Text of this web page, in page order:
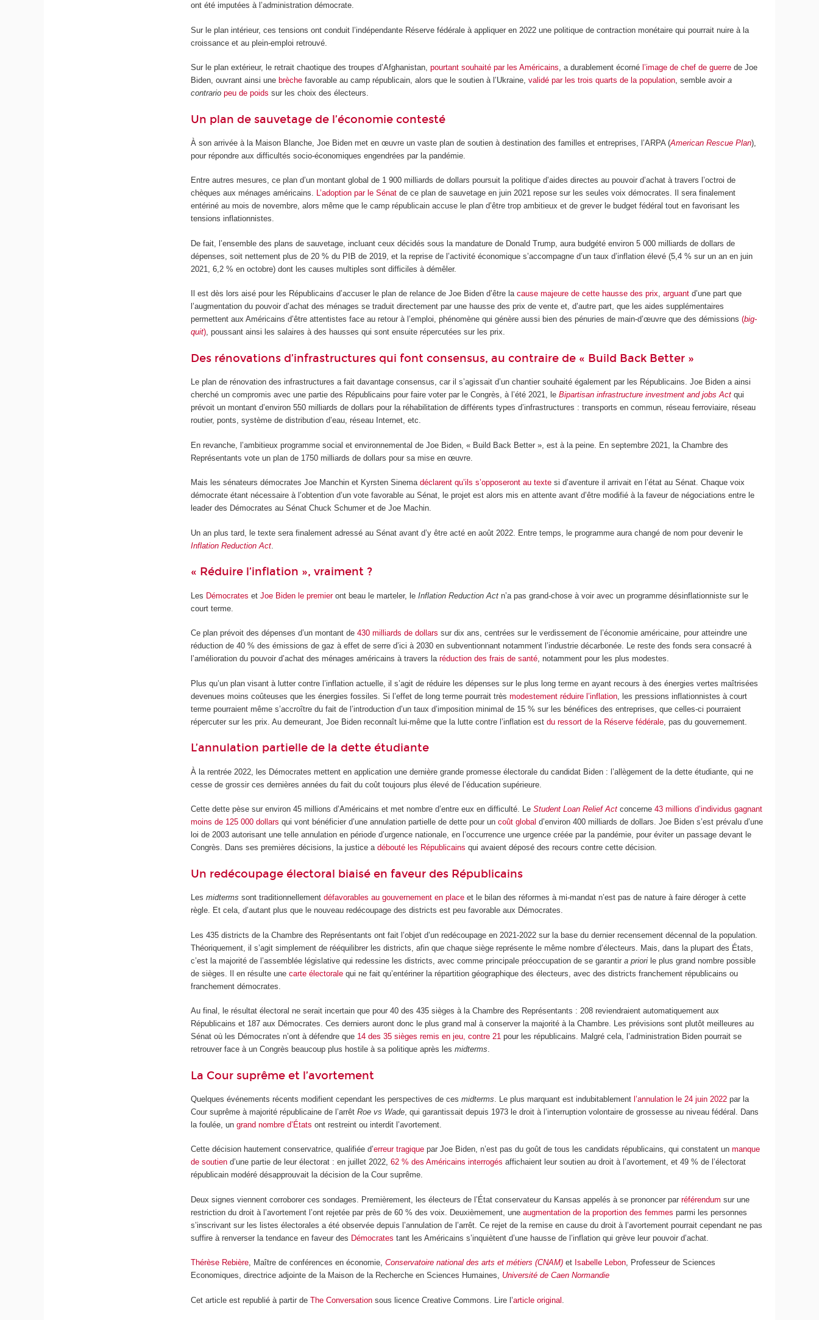
ont été imputées à l’administration démocrate.
Sur le plan intérieur, ces tensions ont conduit l’indépendante Réserve fédérale à appliquer en 2022 une politique de contraction monétaire qui pourrait nuire à la
croissance et au plein-emploi retrouvé.
Sur le plan extérieur, le retrait chaotique des troupes d’Afghanistan,pourtant souhaité par les Américains, a durablement écorné l’image de chef de guerre de Joe
Biden, ouvrant ainsi une brèche favorable au camp républicain, alors que le soutien à l’Ukraine,validé par les trois quarts de la population, semble avoira
contrario peu de poids sur les choix des électeurs.
Un plan de sauvetage de l’économie contesté
À son arrivée à la Maison Blanche, Joe Biden met en œuvre un vaste plan de soutien à destination des familles et entreprises, l’ARPA (American Rescue Plan),
pour répondre aux difficultés socio-économiques engendrées par la pandémie.
Entre autres mesures, ce plan d’un montant global de 1 900 milliards de dollars poursuit la politique d’aides directes au pouvoir d’achat à travers l’octroi de
chèques aux ménages américains. L’adoption par le Sénat de ce plan de sauvetage en juin 2021 repose sur les seules voix démocrates. Il sera finalement
entériné au mois de novembre, alors même que le camp républicain accuse le plan d’être trop ambitieux et de grever le budget fédéral tout en favorisant les
tensions inflationnistes.
De fait, l’ensemble des plans de sauvetage, incluant ceux décidés sous la mandature de Donald Trump, aura budgété environ 5 000 milliards de dollars de
dépenses, soit nettement plus de 20 % du PIB de 2019, et la reprise de l’activité économique s’accompagne d’un taux d’inflation élevé (5,4 % sur un an en juin
2021, 6,2 % en octobre) dont les causes multiples sont difficiles à démêler.
Il est dès lors aisé pour les Républicains d’accuser le plan de relance de Joe Biden d’être lacause majeure de cette hausse des prix,arguant d’une part que
l’augmentation du pouvoir d’achat des ménages se traduit directement par une hausse des prix de vente et, d’autre part, que les aides supplémentaires
permettent aux Américains d’être attentistes face au retour à l’emploi, phénomène qui génère aussi bien des pénuries de main-d’œuvre que des démissions(big-
quit), poussant ainsi les salaires à des hausses qui sont ensuite répercutées sur les prix.
Des rénovations d’infrastructures qui font consensus, au contraire de « Build Back Better »
Le plan de rénovation des infrastructures a fait davantage consensus, car il s’agissait d’un chantier souhaité également par les Républicains. Joe Biden a ainsi
cherché un compromis avec une partie des Républicains pour faire voter par le Congrès, à l’été 2021, leBipartisan infrastructure investment and jobs Act qui
prévoit un montant d’environ 550 milliards de dollars pour la réhabilitation de différents types d’infrastructures : transports en commun, réseau ferroviaire, réseau
routier, ponts, système de distribution d’eau, réseau Internet, etc.
En revanche, l’ambitieux programme social et environnemental de Joe Biden, « Build Back Better », est à la peine. En septembre 2021, la Chambre des
Représentants vote un plan de 1750 milliards de dollars pour sa mise en œuvre.
Mais les sénateurs démocrates Joe Manchin et Kyrsten Sinemadéclarent qu’ils s’opposeront au texte si d’aventure il arrivait en l’état au Sénat. Chaque voix
démocrate étant nécessaire à l’obtention d’un vote favorable au Sénat, le projet est alors mis en attente avant d’être modifié à la faveur de négociations entre le
leader des Démocrates au Sénat Chuck Schumer et de Joe Machin.
Un an plus tard, le texte sera finalement adressé au Sénat avant d’y être acté en août 2022. Entre temps, le programme aura changé de nom pour devenir le
Inflation Reduction Act
« Réduire l’inflation », vraiment ?
Les Démocrates etJoe Biden le premieront beau le marteler, leInflation Reduction Act n’a pas grand-chose à voir avec un programme désinflationniste sur le
court terme.
Ce plan prévoit des dépenses d’un montant de430 milliards de dollars sur dix ans, centrées sur le verdissement de l’économie américaine, pour atteindre une
réduction de 40 % des émissions de gaz à effet de serre d’ici à 2030 en subventionnant notamment l’industrie décarbonée. Le reste des fonds sera consacré à
l’amélioration du pouvoir d’achat des ménages américains à travers laréduction des frais de santé, notamment pour les plus modestes.
Plus qu’un plan visant à lutter contre l’inflation actuelle, il s’agit de réduire les dépenses sur le plus long terme en ayant recours à des énergies vertes maîtrisées
devenues moins coûteuses que les énergies fossiles. Si l’effet de long terme pourrait trèsmodestement réduire l’inflation , les pressions inflationnistes à court
terme pourraient même s’accroître du fait de l’introduction d’un taux d’imposition minimal de 15 % sur les bénéfices des entreprises, que celles-ci pourraient
répercuter sur les prix. Au demeurant, Joe Biden reconnaît lui-même que la lutte contre l’inflation estdu ressort de la Réserve fédérale , pas du gouvernement.
L’annulation partielle de la dette étudiante
À la rentrée 2022, les Démocrates mettent en application une dernière grande promesse électorale du candidat Biden : l’allègement de la dette étudiante, qui ne
cesse de grossir ces dernières années du fait du coût toujours plus élevé de l’éducation supérieure.
Cette dette pèse sur environ 45 millions d’Américains et met nombre d’entre eux en difficulté. LeStudent Loan Relief Act concerne43 millions d’individus gagnant
moins de 125 000 dollars qui vont bénéficier d’une annulation partielle de dette pour uncoût global d’environ 400 milliards de dollars. Joe Biden s’est prévalu d’une
loi de 2003 autorisant une telle annulation en période d’urgence nationale, en l’occurrence une urgence créée par la pandémie, pour éviter un passage devant le
Congrès. Dans ses premières décisions, la justice adébouté les Républicains qui avaient déposé des recours contre cette décision.
Un redécoupage électoral biaisé en faveur des Républicains
Lesmidterms sont traditionnellementdéfavorables au gouvernement en place et le bilan des réformes à mi-mandat n’est pas de nature à faire déroger à cette
règle. Et cela, d’autant plus que le nouveau redécoupage des districts est peu favorable aux Démocrates.
Les 435 districts de la Chambre des Représentants ont fait l’objet d’un redécoupage en 2021-2022 sur la base du dernier recensement décennal de la population.
Théoriquement, il s’agit simplement de rééquilibrer les districts, afin que chaque siège représente le même nombre d’électeurs. Mais, dans la plupart des États,
c’est la majorité de l’assemblée législative qui redessine les districts, avec comme principale préoccupation de se garantira priori le plus grand nombre possible
de sièges. Il en résulte unecarte électorale qui ne fait qu’entériner la répartition géographique des électeurs, avec des districts franchement républicains ou
franchement démocrates.
Au final, le résultat électoral ne serait incertain que pour 40 des 435 sièges à la Chambre des Représentants : 208 reviendraient automatiquement aux
Républicains et 187 aux Démocrates. Ces derniers auront donc le plus grand mal à conserver la majorité à la Chambre. Les prévisions sont plutôt meilleures au
Sénat où les Démocrates n’ont à défendre que 14 des 35 sièges remis en jeu, contre 21 pour les républicains. Malgré cela, l’administration Biden pourrait se
retrouver face à un Congrès beaucoup plus hostile à sa politique après lesmidterms.
La Cour suprême et l’avortement
Quelques événements récents modifient cependant les perspectives de cesmidterms . Le plus marquant est indubitablement l’annulation le 24 juin 2022 par la
Cour suprême à majorité républicaine de l’arrêtRoe vs Wade , qui garantissait depuis 1973 le droit à l’interruption volontaire de grossesse au niveau fédéral. Dans
la foulée, ungrand nombre d’États ont restreint ou interdit l’avortement.
Cette décision hautement conservatrice, qualifiée d’erreur tragique par Joe Biden, n’est pas du goût de tous les candidats républicains, qui constatent unmanque
de soutien d’une partie de leur électorat : en juillet 2022,62 % des Américains interrogés affichaient leur soutien au droit à l’avortement, et 49 % de l’électorat
républicain modéré désapprouvait la décision de la Cour suprême.
Deux signes viennent corroborer ces sondages. Premièrement, les électeurs de l’État conservateur du Kansas appelés à se prononcer parréférendum sur une
restriction du droit à l’avortement l’ont rejetée par près de 60 % des voix. Deuxièmement, uneaugmentation de la proportion des femmes parmi les personnes
s’inscrivant sur les listes électorales a été observée depuis l’annulation de l’arrêt. Ce rejet de la remise en cause du droit à l’avortement pourrait cependant ne pas
suffire à renverser la tendance en faveur des Démocrates tant les Américains s’inquiètent d’une hausse de l’inflation qui grève leur pouvoir d’achat.
Thérèse Rebière, Maître de conférences en économie,Conservatoire national des arts et métiers (CNAM) et Isabelle Lebon, Professeur de Sciences
Economiques, directrice adjointe de la Maison de la Recherche en Sciences Humaines, Université de Caen Normandie
Cet article est republié à partir deThe Conversation sous licence Creative Commons. Lire l’article original